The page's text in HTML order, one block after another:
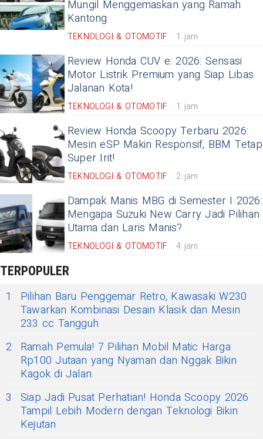
Mungil Menggemaskan yang Ramah
Kantong
TEKNOLOGI & OTOMOTIF 1 jam
Review Honda CUV e: 2026: Sensasi
Motor Listrik Premium yang Siap Libas
Jalanan Kota!
TEKNOLOGI & OTOMOTIF 1 jam
Review Honda Scoopy Terbaru 2026:
Mesin eSP Makin Responsif, BBM Tetap
Super Irit!
TEKNOLOGI & OTOMOTIF 2 jam
Dampak Manis MBG di Semester I 2026:
Mengapa Suzuki New Carry Jadi Pilihan
Utama dan Laris Manis?
TEKNOLOGI & OTOMOTIF 4 jam
TERPOPULER
1
Pilihan Baru Penggemar Retro, Kawasaki W230
Tawarkan Kombinasi Desain Klasik dan Mesin
233 cc Tangguh
2
Ramah Pemula! 7 Pilihan Mobil Matic Harga
Rp100 Jutaan yang Nyaman dan Nggak Bikin
Kagok di Jalan
3
Siap Jadi Pusat Perhatian! Honda Scoopy 2026
Tampil Lebih Modern dengan Teknologi Bikin
Kejutan